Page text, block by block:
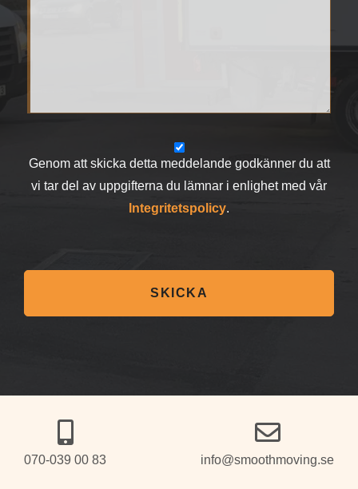
Genom att skicka detta meddelande godkänner du att
vi tar del av uppgifterna du lämnar i enlighet med vår
Integritetspolicy.
SKICKA
070-039 00 83 info@smoothmoving.se